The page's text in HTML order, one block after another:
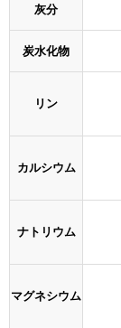
灰分
炭水化物
リン
カルシウム
ナトリウム
マグネシウム